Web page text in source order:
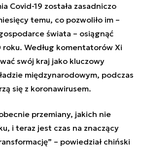
Covid-19 została zasadniczo
temu, co pozwoliło im –
świata – osiągnąć
Według komentatorów Xi
swój kraj jako kluczowy
międzynarodowym, podczas
się z koronawirusem.
przemiany, jakich nie
i teraz jest czas na znaczący
– powiedział chiński